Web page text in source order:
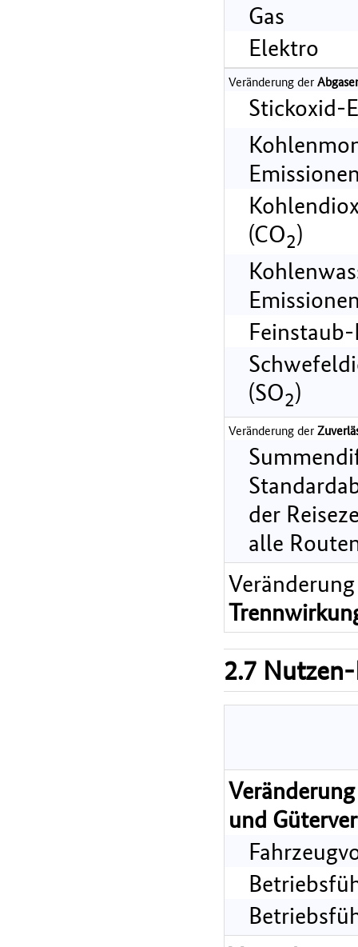
Gas
Elektro
Veränderung der
Stickoxid-
(CO2)
(SO2)
Veränderung der
der
alle
2.7
und